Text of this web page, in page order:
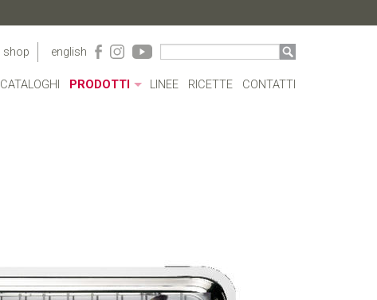
shop english
CATALOGHI PRODOTTI
POSATE
LINEE RICETTE CONTATTI